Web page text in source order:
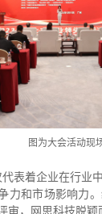
图为大会活动现
代表着企业在行业
力和市场影响力
审，网思科技脱颖